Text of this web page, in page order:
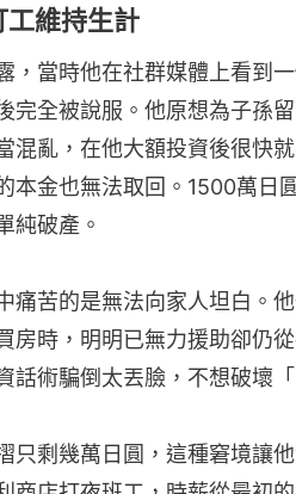
工維持生計
，當時他在社群媒體上看到
完全被說服。他原想為子孫
混亂，在他大額投資後很快
本金也無法取回。1500萬日
純破產。
痛苦的是無法向家人坦白。
房時，明明已無力援助卻仍
話術騙倒太丟臉，不想破壞
只剩幾萬日圓，這種窘境讓